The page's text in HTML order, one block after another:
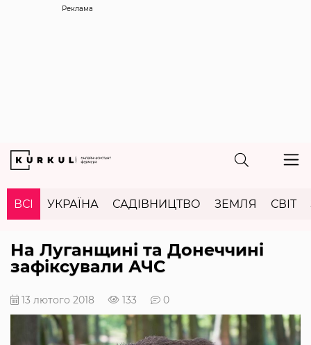
Реклама
ВСІ УКРАЇНА САДІВНИЦТВО ЗЕМЛЯ СВІТ
На Луганщині та Донеччині
зафіксували АЧС
13 лютого 2018 133 0